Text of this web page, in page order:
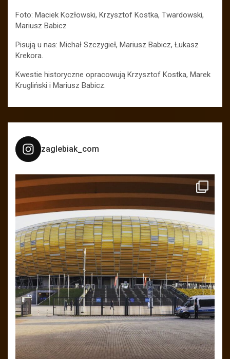
Foto: Maciek Kozłowski, Krzysztof Kostka, Twardowski,
Mariusz Babicz
Pisują u nas: Michał Szczygieł, Mariusz Babicz, Łukasz
Krekora.
Kwestie historyczne opracowują Krzysztof Kostka, Marek
Krugliński i Mariusz Babicz.
zaglebiak_com